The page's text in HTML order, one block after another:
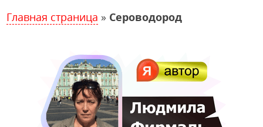
Главная страница » Сероводород